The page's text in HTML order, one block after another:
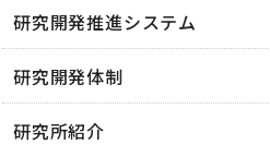
研究開発推進システム
研究開発体制
研究所紹介